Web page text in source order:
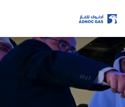
الصفحة الرئيسية